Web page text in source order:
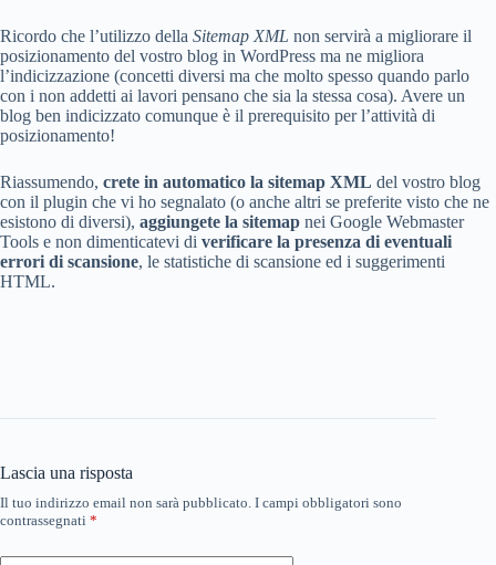
Ricordo che l’utilizzo della Sitemap XML non servirà a migliorare il
posizionamento del vostro blog in WordPress ma ne migliora
l’indicizzazione (concetti diversi ma che molto spesso quando parlo
con i non addetti ai lavori pensano che sia la stessa cosa). Avere un
blog ben indicizzato comunque è il prerequisito per l’attività di
posizionamento!
Riassumendo, crete in automatico la sitemap XML del vostro blog
con il plugin che vi ho segnalato (o anche altri se preferite visto che ne
esistono di diversi), aggiungete la sitemap nei Google Webmaster
Tools e non dimenticatevi di verificare la presenza di eventuali
errori di scansione, le statistiche di scansione ed i suggerimenti
HTML.
Lascia una risposta
Il tuo indirizzo email non sarà pubblicato. I campi obbligatori sono
contrassegnati *